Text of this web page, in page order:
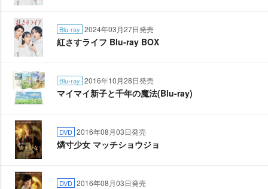
Blu-ray 2024年03月27日発売
紅さすライフ Blu-ray BOX
Blu-ray 2016年10月28日発売
マイマイ新子と千年の魔法(Blu-ray)
DVD 2016年08月03日発売
燐寸少女 マッチショウジョ
DVD 2016年08月03日発売